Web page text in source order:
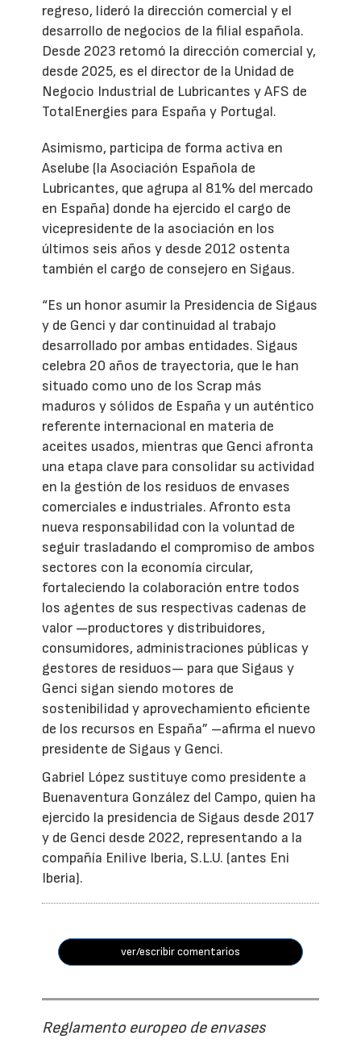
regreso, lideró la dirección comercial y el
desarrollo de negocios de la filial española.
Desde 2023 retomó la dirección comercial y,
desde 2025, es el director de la Unidad de
Negocio Industrial de Lubricantes y AFS de
TotalEnergies para España y Portugal.
Asimismo, participa de forma activa en
Aselube (la Asociación Española de
Lubricantes, que agrupa al 81% del mercado
en España) donde ha ejercido el cargo de
vicepresidente de la asociación en los
últimos seis años y desde 2012 ostenta
también el cargo de consejero en Sigaus.
“Es un honor asumir la Presidencia de Sigaus
y de Genci y dar continuidad al trabajo
desarrollado por ambas entidades. Sigaus
celebra 20 años de trayectoria, que le han
situado como uno de los Scrap más
maduros y sólidos de España y un auténtico
referente internacional en materia de
aceites usados, mientras que Genci afronta
una etapa clave para consolidar su actividad
en la gestión de los residuos de envases
comerciales e industriales. Afronto esta
nueva responsabilidad con la voluntad de
seguir trasladando el compromiso de ambos
sectores con la economía circular,
fortaleciendo la colaboración entre todos
los agentes de sus respectivas cadenas de
valor —productores y distribuidores,
consumidores, administraciones públicas y
gestores de residuos— para que Sigaus y
Genci sigan siendo motores de
sostenibilidad y aprovechamiento eficiente
de los recursos en España” –afirma el nuevo
presidente de Sigaus y Genci.
Gabriel López sustituye como presidente a
Buenaventura González del Campo, quien ha
ejercido la presidencia de Sigaus desde 2017
y de Genci desde 2022, representando a la
compañía Enilive Iberia, S.L.U. (antes Eni
Iberia).
ver/escribir comentarios
Reglamento europeo de envases